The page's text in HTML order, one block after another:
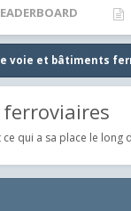
voie et bâtiments
qui a sa place le long